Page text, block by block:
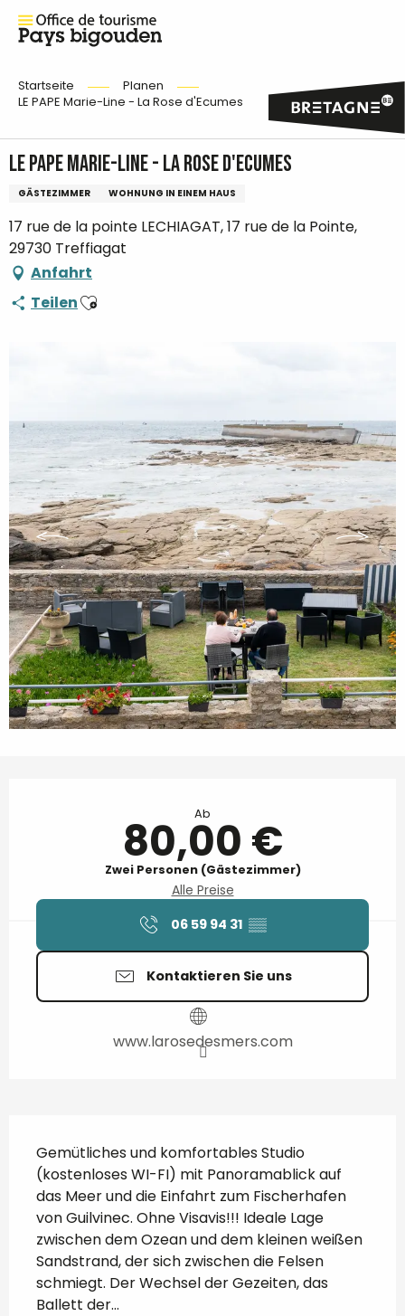
Startseite
Planen
LE PAPE Marie-Line - La Rose d'Ecumes
LE PAPE Marie-Line - La Rose d'Ecumes
GÄSTEZIMMER WOHNUNG IN EINEM HAUS
17 rue de la pointe LECHIAGAT, 17 rue de la Pointe,
29730 Treffiagat
Anfahrt
TeilenAjouter aux favoris
Ab
80,00 €
Zwei Personen (Gästezimmer)
Alle Preise
06 59 94 31 ▒▒
Kontaktieren Sie uns
www.larosedesmers.com
Gemütliches und komfortables Studio
(kostenloses WI-FI) mit Panoramablick auf
das Meer und die Einfahrt zum Fischerhafen
von Guilvinec. Ohne Visavis!!! Ideale Lage
zwischen dem Ozean und dem kleinen weißen
Sandstrand, der sich zwischen die Felsen
schmiegt. Der Wechsel der Gezeiten, das
Ballett der...